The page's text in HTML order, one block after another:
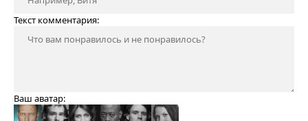
Текст комментария:
Ваш аватар: